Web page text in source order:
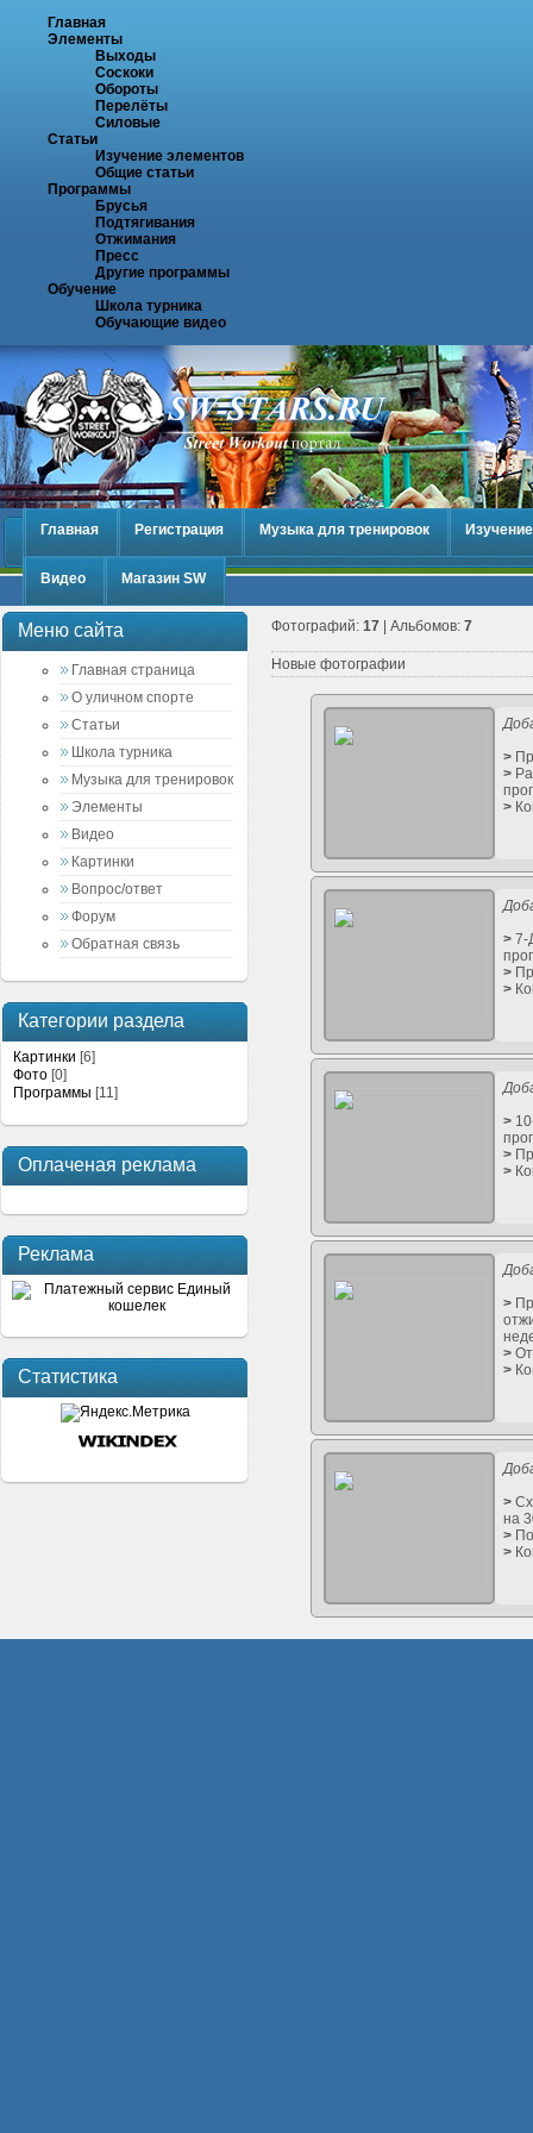
Главная
Элементы
Выходы
Соскоки
Обороты
Перелёты
Силовые
Статьи
Изучение элементов
Общие статьи
Программы
Брусья
Подтягивания
Отжимания
Пресс
Другие программы
Обучение
Школа турника
Обучающие видео
Главная Регистрация Музыка для тренировок
Видео Магазин SW
Меню сайта
Главная страница
О уличном спорте
Статьи
Школа турника
Музыка для тренировок
Элементы
Видео
Картинки
Вопрос/ответ
Форум
Обратная связь
Категории раздела
Картинки [6]
Фото [0]
Программы [11]
Оплаченая реклама
Реклама
Статистика
Фотографий: 17 | Альбомов: 7
Новые фотографии
>
>
>
> 7-
>
>
>
>
>
>
>
>
>
на
>
>